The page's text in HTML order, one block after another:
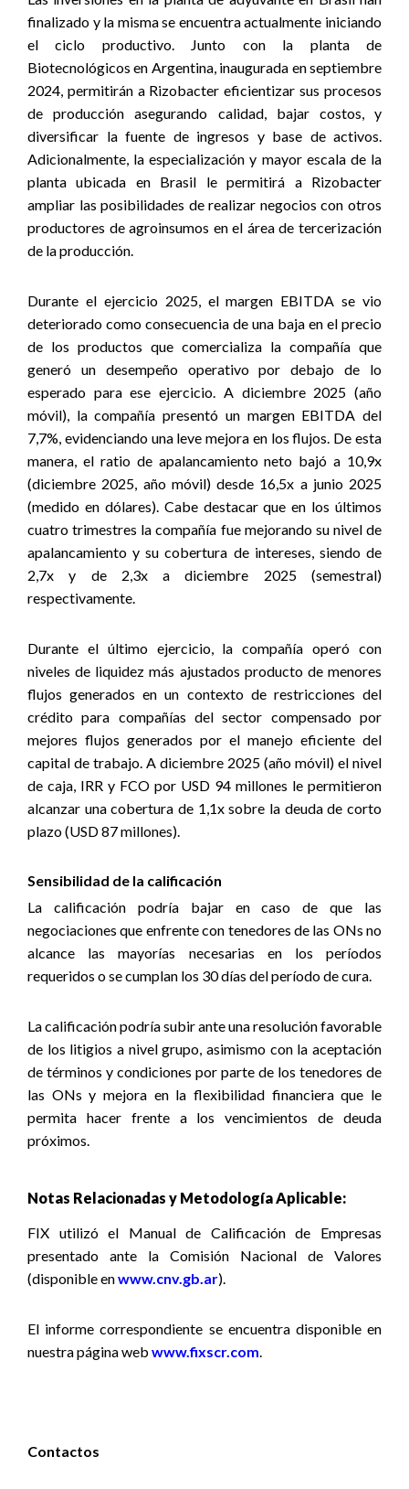
finalizado y la misma se encuentra actualmente iniciando
el ciclo productivo. Junto con la planta de
Biotecnológicos en Argentina, inaugurada en septiembre
2024, permitirán a Rizobacter eficientizar sus procesos
de producción asegurando calidad, bajar costos, y
diversificar la fuente de ingresos y base de activos.
Adicionalmente, la especialización y mayor escala de la
planta ubicada en Brasil le permitirá a Rizobacter
ampliar las posibilidades de realizar negocios con otros
productores de agroinsumos en el área de tercerización
de la producción.
Durante el ejercicio 2025, el margen EBITDA se vio
deteriorado como consecuencia de una baja en el precio
de los productos que comercializa la compañía que
generó un desempeño operativo por debajo de lo
esperado para ese ejercicio. A diciembre 2025 (año
móvil), la compañía presentó un margen EBITDA del
7,7%, evidenciando una leve mejora en los flujos. De esta
manera, el ratio de apalancamiento neto bajó a 10,9x
(diciembre 2025, año móvil) desde 16,5x a junio 2025
(medido en dólares). Cabe destacar que en los últimos
cuatro trimestres la compañía fue mejorando su nivel de
apalancamiento y su cobertura de intereses, siendo de
2,7x y de 2,3x a diciembre 2025 (semestral)
respectivamente.
Durante el último ejercicio, la compañía operó con
niveles de liquidez más ajustados producto de menores
flujos generados en un contexto de restricciones del
crédito para compañías del sector compensado por
mejores flujos generados por el manejo eficiente del
capital de trabajo. A diciembre 2025 (año móvil) el nivel
de caja, IRR y FCO por USD 94 millones le permitieron
alcanzar una cobertura de 1,1x sobre la deuda de corto
plazo (USD 87 millones).
Sensibilidad de la calificación
La calificación podría bajar en caso de que las
negociaciones que enfrente con tenedores de las ONs no
alcance las mayorías necesarias en los períodos
requeridos o se cumplan los 30 días del período de cura.
La calificación podría subir ante una resolución favorable
de los litigios a nivel grupo, asimismo con la aceptación
de términos y condiciones por parte de los tenedores de
las ONs y mejora en la flexibilidad financiera que le
permita hacer frente a los vencimientos de deuda
próximos.
Notas Relacionadas y Metodología Aplicable:
FIX utilizó el Manual de Calificación de Empresas
presentado ante la Comisión Nacional de Valores
(disponible enwww.cnv.gb.ar).
El informe correspondiente se encuentra disponible en
nuestra página web www.fixscr.com.
Contactos